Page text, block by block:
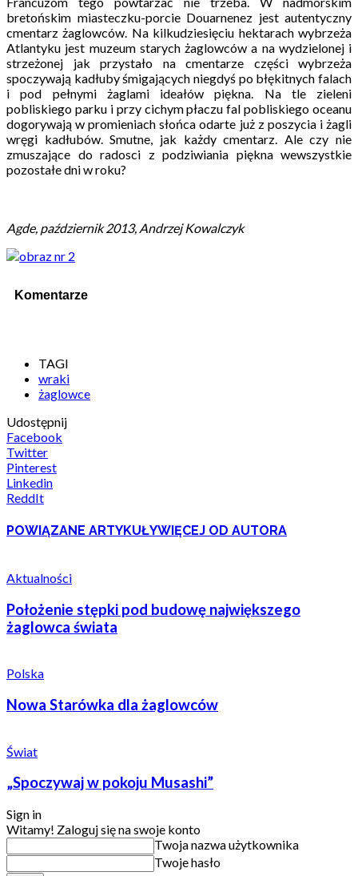
bretońskim miasteczku-porcie Douarnenez jest autentyczny
cmentarz żaglowców. Na kilkudziesięciu hektarach wybrzeża
Atlantyku jest muzeum starych żaglowców a na wydzielonej i
strzeżonej jak przystało na cmentarze części wybrzeża
spoczywają kadłuby śmigających niegdyś po błękitnych falach
i pod pełnymi żaglami ideałów piękna. Na tle zieleni
pobliskiego parku i przy cichym płaczu fal pobliskiego oceanu
dogorywają w promieniach słońca odarte już z poszycia i żagli
wręgi kadłubów. Smutne, jak każdy cmentarz. Ale czy nie
zmuszające do radosci z podziwiania piękna wewszystkie
pozostałe dni w roku?
Agde, październik 2013, Andrzej Kowalczyk
Komentarze
TAGI
wraki
żaglowce
Udostępnij
Facebook
Twitter
Pinterest
Linkedin
ReddIt
POWIĄZANE ARTYKUŁYWIĘCEJ OD AUTORA
Aktualności
Położenie stępki pod budowę największego
żaglowca świata
Polska
Nowa Starówka dla żaglowców
Świat
„Spoczywaj w pokoju Musashi”
Sign in
Witamy! Zaloguj się na swoje konto
Twoja nazwa użytkownika
Twoje hasło